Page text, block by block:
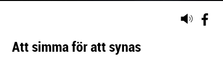
Lyssna
Att simma för att synas